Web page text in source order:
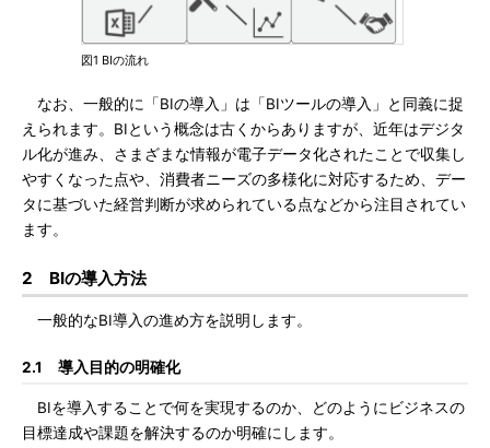
図1 BIの流れ
なお、一般的に「BIの導入」は「BIツールの導入」と同義に捉
えられます。BIという概念は古くからありますが、近年はデジタ
ル化が進み、さまざまな情報が電子データ化されたことで収集し
やすくなった点や、消費者ニーズの多様化に対応するため、デー
タに基づいた経営判断が求められている点などから注目されてい
ます。
2 BIの導入方法
一般的なBI導入の進め方を説明します。
2.1 導入目的の明確化
BIを導入することで何を実現するのか、どのようにビジネスの
目標達成や課題を解決するのか明確にします。